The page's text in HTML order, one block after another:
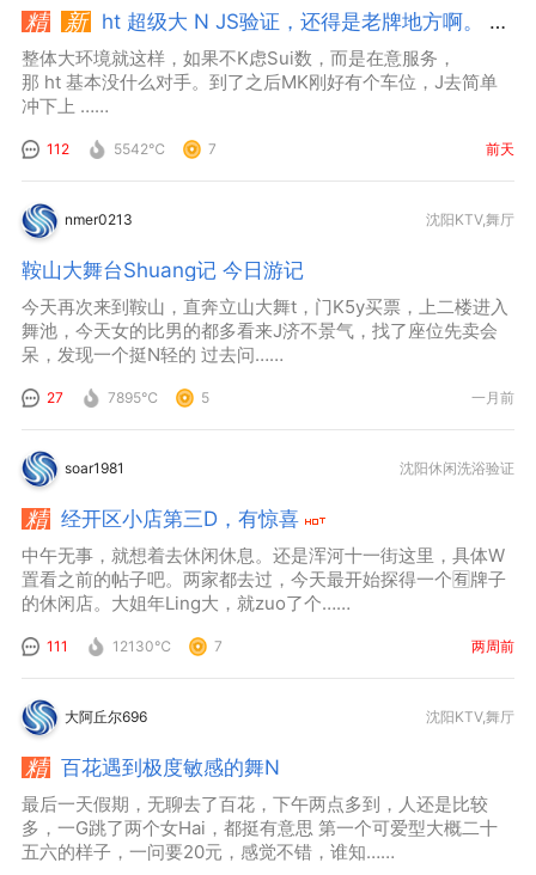
ht 超级大 N JS验证，还得是老牌地方啊。
整体大环境就这样，如果不K虑Sui数，而是在意服务，
那 ht 基本没什么对手。到了之后MK刚好有个车位，J去简单
冲下上 ……
112 5542℃ 7 前天
nmer0213 沈阳KTV,舞厅
鞍山大舞台Shuang记 今日游记
今天再次来到鞍山，直奔立山大舞t，门K5y买票，上二楼进入
舞池，今天女的比男的都多看来J济不景气，找了座位先卖会
呆，发现一个挺N轻的 过去问……
27 7895℃ 5 一月前
soar1981 沈阳休闲洗浴验证
经开区小店第三D，有惊喜
中午无事，就想着去休闲休息。还是浑河十一街这里，具体W
置看之前的帖子吧。两家都去过，今天最开始探得一个🈶牌子
的休闲店。大姐年Ling大，就zuo了个……
111 12130℃ 7 两周前
大阿丘尔696 沈阳KTV,舞厅
百花遇到极度敏感的舞N
最后一天假期，无聊去了百花，下午两点多到，人还是比较
多，一G跳了两个女Hai，都挺有意思 第一个可爱型大概二十
五六的样子，一问要20元，感觉不错，谁知……